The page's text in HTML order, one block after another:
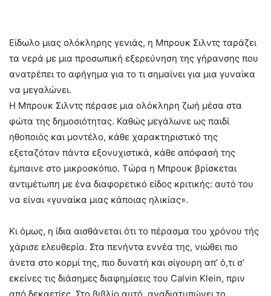
Είδωλο μιας ολόκληρης γενιάς, η Μπρουκ Σιλντς ταράζει
τα νερά με μια προσωπική εξερεύνηση της γήρανσης που
ανατρέπει το αφήγημα για το τι σημαίνει για μια γυναίκα
να μεγαλώνει.
Η Μπρουκ Σιλντς πέρασε μια ολόκληρη ζωή μέσα στα
φώτα της δημοσιότητας. Καθώς μεγάλωνε ως παιδί
ηθοποιός και μοντέλο, κάθε χαρακτηριστικό της
εξεταζόταν πάντα εξονυχιστικά, κάθε απόφασή της
έμπαινε στο μικροσκόπιο. Τώρα η Μπρουκ βρίσκεται
αντιμέτωπη με ένα διαφορετικό είδος κριτικής: αυτό του
να είναι «γυναίκα μιας κάποιας ηλικίας».
Κι όμως, η ίδια αισθάνεται ότι το πέρασμα του χρόνου τής
χάρισε ελευθερία. Στα πενήντα εννέα της, νιώθει πιο
άνετα στο κορμί της, πιο δυνατή και σίγουρη απ’ ό,τι σ’
εκείνες τις διάσημες διαφημίσεις του Calvin Klein, πριν